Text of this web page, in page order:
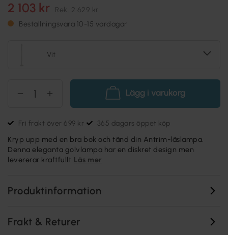
2 103 kr Rek. 2 629 kr
Beställningsvara 10-15 vardagar
Vit
Lägg i varukorg
Fri frakt över 699 kr 365 dagars öppet köp
Kryp upp med en bra bok och tänd din Antrim-läslampa.
Denna eleganta golvlampa har en diskret design men
levererar kraftfullt Läs mer
Produktinformation
Frakt & Returer